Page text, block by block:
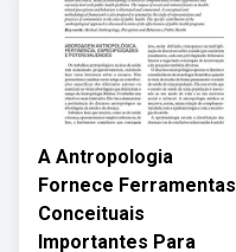
A Antropologia
Fornece Ferramentas
Conceituais
Importantes Para